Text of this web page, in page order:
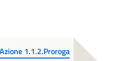
1.1.2.Proroga